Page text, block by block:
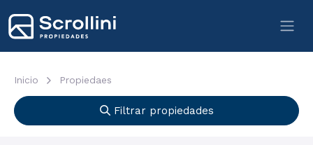
Inicio Propiedaes
Filtrar propiedades